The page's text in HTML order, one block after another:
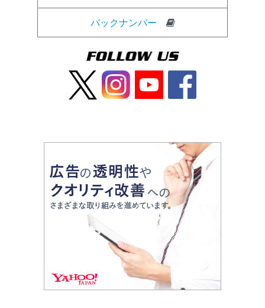
バックナンバー